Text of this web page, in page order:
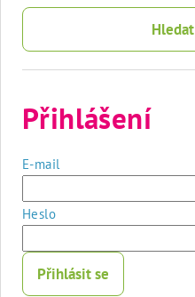
Hledat
Přihlášení
E-mail
Heslo
Přihlásit se